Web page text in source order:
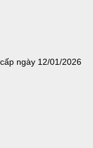
ngày 12/01/2026